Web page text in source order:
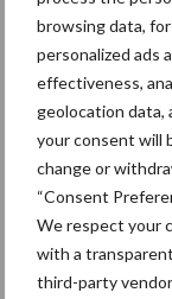
browsing data,
personalized ads
effectiveness,
geolocation data,
your consent will
change or
“Consent
We respect your
with a
third-party